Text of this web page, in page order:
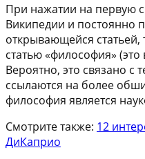
При нажатии на первую
Википедии и постоянно
открывающейся статьей,
статью «философия» (это
Вероятно, это связано с
ссылаются на более
философия является
Смотрите также: 12
ДиКаприо